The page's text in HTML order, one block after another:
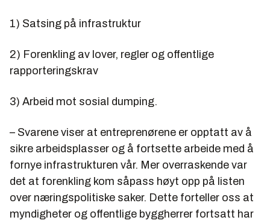
1) Satsing på infrastruktur
2) Forenkling av lover, regler og offentlige
rapporteringskrav
3) Arbeid mot sosial dumping.
– Svarene viser at entreprenørene er opptatt av å
sikre arbeidsplasser og å fortsette arbeide med å
fornye infrastrukturen vår. Mer overraskende var
det at forenkling kom såpass høyt opp på listen
over næringspolitiske saker. Dette forteller oss at
myndigheter og offentlige byggherrer fortsatt har